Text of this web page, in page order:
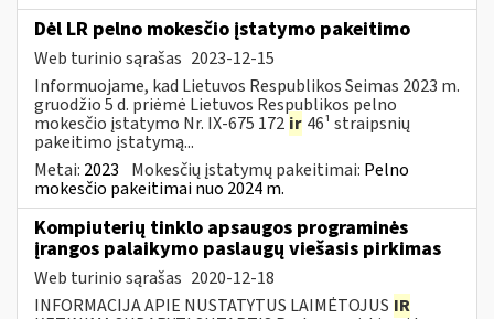
Dėl LR pelno mokesčio įstatymo pakeitimo
Web turinio sąrašas 2023-12-15
Informuojame, kad Lietuvos Respublikos Seimas 2023 m.
gruodžio 5 d. priėmė Lietuvos Respublikos pelno
mokesčio įstatymo Nr. IX-675 172 ir 46¹ straipsnių
pakeitimo įstatymą...
Metai: 2023 Mokesčių įstatymų pakeitimai: Pelno
mokesčio pakeitimai nuo 2024 m.
Kompiuterių tinklo apsaugos programinės
įrangos palaikymo paslaugų viešasis pirkimas
Web turinio sąrašas 2020-12-18
INFORMACIJA APIE NUSTATYTUS LAIMĖTOJUS IR